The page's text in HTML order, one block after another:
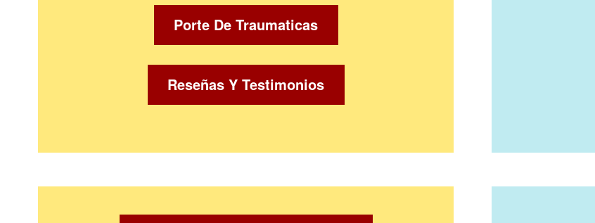
Porte De Traumaticas
Reseñas Y Testimonios